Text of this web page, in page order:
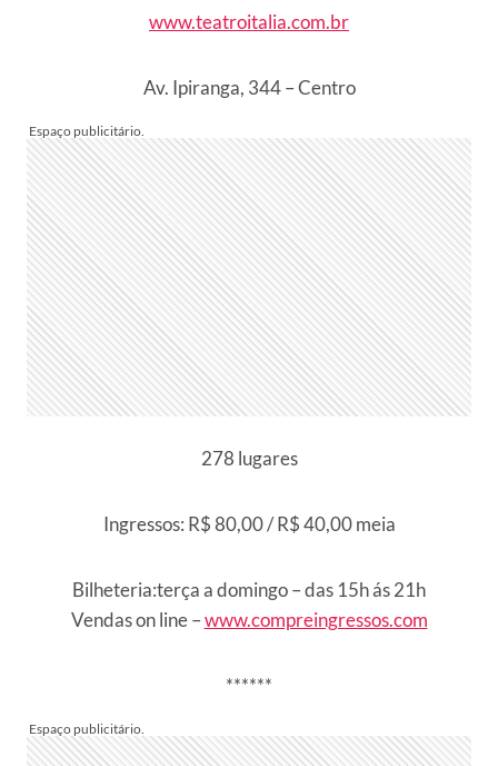
www.teatroitalia.com.br
Av. Ipiranga, 344 – Centro
278 lugares
Ingressos: R$ 80,00 / R$ 40,00 meia
Bilheteria:terça a domingo – das 15h ás 21h
Vendas on line –www.compreingressos.com
******